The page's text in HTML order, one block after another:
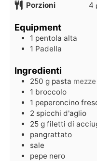
Porzioni 4
Equipment
1 pentola alta
1 Padella
Ingredienti
250 g pasta
1 broccolo
1 peperoncino
2 spicchi d'aglio
25 g filetti di
pangrattato
sale
pepe nero